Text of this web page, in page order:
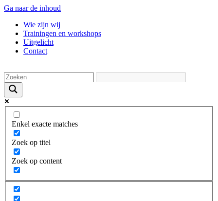
Ga naar de inhoud
Wie zijn wij
Trainingen en workshops
Uitgelicht
Contact
Enkel exacte matches
Zoek op titel
Zoek op content